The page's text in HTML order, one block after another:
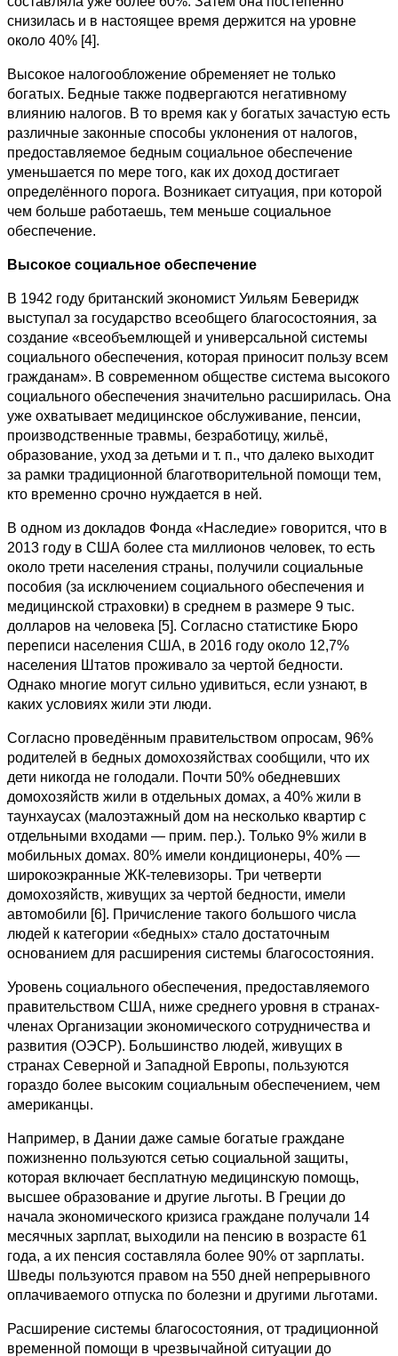
снизилась и в настоящее время держится на уровне
около 40% [4].
Высокое налогообложение обременяет не только
богатых. Бедные также подвергаются негативному
влиянию налогов. В то время как у богатых зачастую есть
различные законные способы уклонения от налогов,
предоставляемое бедным социальное обеспечение
уменьшается по мере того, как их доход достигает
определённого порога. Возникает ситуация, при которой
чем больше работаешь, тем меньше социальное
обеспечение.
Высокое социальное обеспечение
В 1942 году британский экономист Уильям Беверидж
выступал за государство всеобщего благосостояния, за
создание «всеобъемлющей и универсальной системы
социального обеспечения, которая приносит пользу всем
гражданам». В современном обществе система высокого
социального обеспечения значительно расширилась. Она
уже охватывает медицинское обслуживание, пенсии,
производственные травмы, безработицу, жильё,
образование, уход за детьми и т. п., что далеко выходит
за рамки традиционной благотворительной помощи тем,
кто временно срочно нуждается в ней.
В одном из докладов Фонда «Наследие» говорится, что в
2013 году в США более ста миллионов человек, то есть
около трети населения страны, получили социальные
пособия (за исключением социального обеспечения и
медицинской страховки) в среднем в размере 9 тыс.
долларов на человека [5]. Согласно статистике Бюро
переписи населения США, в 2016 году около 12,7%
населения Штатов проживало за чертой бедности.
Однако многие могут сильно удивиться, если узнают, в
каких условиях жили эти люди.
Согласно проведённым правительством опросам, 96%
родителей в бедных домохозяйствах сообщили, что их
дети никогда не голодали. Почти 50% обедневших
домохозяйств жили в отдельных домах, а 40% жили в
таунхаусах (малоэтажный дом на несколько квартир с
отдельными входами — прим. пер.). Только 9% жили в
мобильных домах. 80% имели кондиционеры, 40% —
широкоэкранные ЖК-телевизоры. Три четверти
домохозяйств, живущих за чертой бедности, имели
автомобили [6]. Причисление такого большого числа
людей к категории «бедных» стало достаточным
основанием для расширения системы благосостояния.
Уровень социального обеспечения, предоставляемого
правительством США, ниже среднего уровня в странах-
членах Организации экономического сотрудничества и
развития (ОЭСР). Большинство людей, живущих в
странах Северной и Западной Европы, пользуются
гораздо более высоким социальным обеспечением, чем
американцы.
Например, в Дании даже самые богатые граждане
пожизненно пользуются сетью социальной защиты,
которая включает бесплатную медицинскую помощь,
высшее образование и другие льготы. В Греции до
начала экономического кризиса граждане получали 14
месячных зарплат, выходили на пенсию в возрасте 61
года, а их пенсия составляла более 90% от зарплаты.
Шведы пользуются правом на 550 дней непрерывного
оплачиваемого отпуска по болезни и другими льготами.
Расширение системы благосостояния, от традиционной
временной помощи в чрезвычайной ситуации до